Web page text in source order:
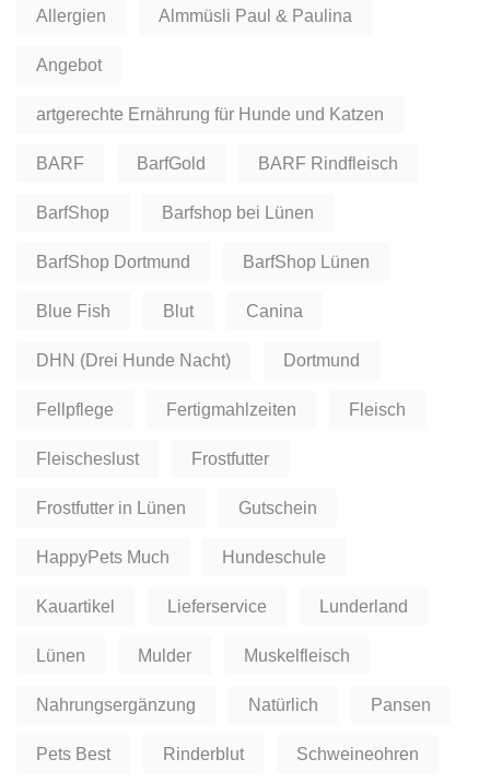
Allergien Almmüsli Paul & Paulina
Angebot
artgerechte Ernährung für Hunde und Katzen
BARF BarfGold BARF Rindfleisch
BarfShop Barfshop bei Lünen
BarfShop Dortmund BarfShop Lünen
Blue Fish Blut Canina
DHN (Drei Hunde Nacht) Dortmund
Fellpflege Fertigmahlzeiten Fleisch
Fleischeslust Frostfutter
Frostfutter in Lünen Gutschein
HappyPets Much Hundeschule
Kauartikel Lieferservice Lunderland
Lünen Mulder Muskelfleisch
Nahrungsergänzung Natürlich Pansen
Pets Best Rinderblut Schweineohren